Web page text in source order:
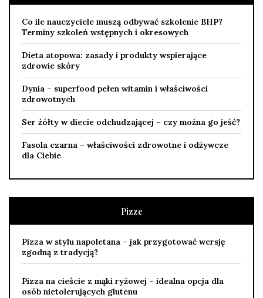
Co ile nauczyciele muszą odbywać szkolenie BHP?
Terminy szkoleń wstępnych i okresowych
Dieta atopowa: zasady i produkty wspierające
zdrowie skóry
Dynia – superfood pełen witamin i właściwości
zdrowotnych
Ser żółty w diecie odchudzającej – czy można go jeść?
Fasola czarna – właściwości zdrowotne i odżywcze
dla Ciebie
Pizze
Pizza w stylu napoletana – jak przygotować wersję
zgodną z tradycją?
Pizza na cieście z mąki ryżowej – idealna opcja dla
osób nietolerujących glutenu